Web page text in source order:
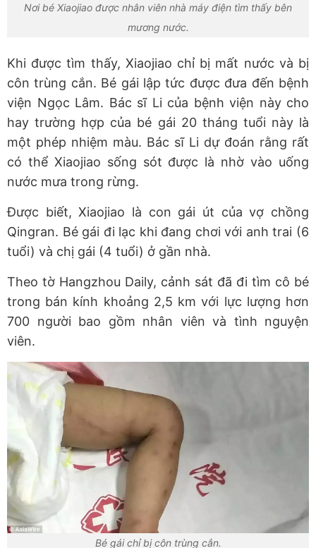
Nơi bé Xiaojiao được nhân viên nhà máy điện tìm thấy bên
mương nước.
Khi được tìm thấy, Xiaojiao chỉ bị mất nước và bị
côn trùng cắn. Bé gái lập tức được đưa đến bệnh
viện Ngọc Lâm. Bác sĩ Li của bệnh viện này cho
hay trường hợp của bé gái 20 tháng tuổi này là
một phép nhiệm màu. Bác sĩ Li dự đoán rằng rất
có thể Xiaojiao sống sót được là nhờ vào uống
nước mưa trong rừng.
Được biết, Xiaojiao là con gái út của vợ chồng
Qingran. Bé gái đi lạc khi đang chơi với anh trai (6
tuổi) và chị gái (4 tuổi) ở gần nhà.
Theo tờ Hangzhou Daily, cảnh sát đã đi tìm cô bé
trong bán kính khoảng 2,5 km với lực lượng hơn
700 người bao gồm nhân viên và tình nguyện
viên.
Bé gái chỉ bị côn trùng cắn.